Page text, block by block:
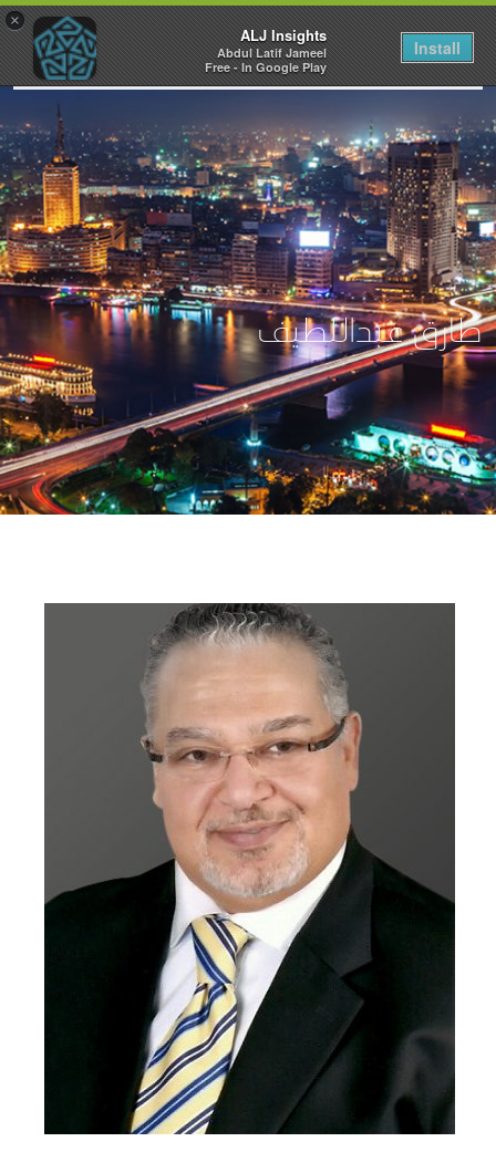
×
ALJ Insights
Abdul Latif Jameel
Free - In Google Play
Install
Toggle
navigation
طارق عبداللطيف